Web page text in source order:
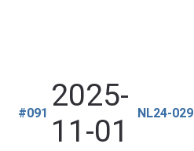
#091 2025-
11-01
NL24-029